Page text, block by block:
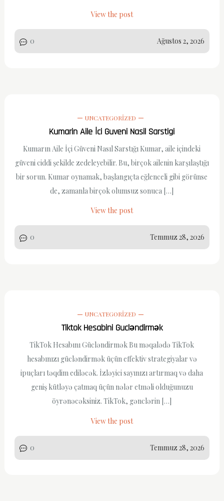
View the post
0 Ağustos 2, 2026
UNCATEGORIZED
Kumarin Aile İci Guveni Nasil Sarstigi
Kumarın Aile İçi Güveni Nasıl Sarstığı Kumar, aile içindeki
güveni ciddi şekilde zedeleyebilir. Bu, birçok ailenin karşılaştığı
bir sorun. Kumar oynamak, başlangıçta eğlenceli gibi görünse
de, zamanla birçok olumsuz sonuca […]
View the post
0 Temmuz 28, 2026
UNCATEGORIZED
Tiktok Hesabini Gucləndirmək
TikTok Hesabını Gücləndirmək Bu məqalədə TikTok
hesabınızı gücləndirmək üçün effektiv strategiyalar və
ipuçları təqdim ediləcək. İzləyici sayınızı artırmaq və daha
geniş kütləyə çatmaq üçün nələr etməli olduğunuzu
öyrənəcəksiniz. TikTok, gənclərin […]
View the post
0 Temmuz 28, 2026